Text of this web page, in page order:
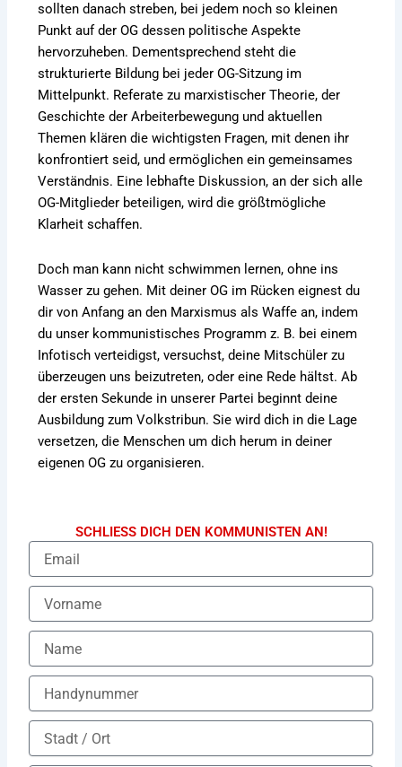
sollten danach streben, bei jedem noch so kleinen
Punkt auf der OG dessen politische Aspekte
hervorzuheben. Dementsprechend steht die
strukturierte Bildung bei jeder OG-Sitzung im
Mittelpunkt. Referate zu marxistischer Theorie, der
Geschichte der Arbeiterbewegung und aktuellen
Themen klären die wichtigsten Fragen, mit denen ihr
konfrontiert seid, und ermöglichen ein gemeinsames
Verständnis. Eine lebhafte Diskussion, an der sich alle
OG-Mitglieder beteiligen, wird die größtmögliche
Klarheit schaffen.
Doch man kann nicht schwimmen lernen, ohne ins
Wasser zu gehen. Mit deiner OG im Rücken eignest du
dir von Anfang an den Marxismus als Waffe an, indem
du unser kommunistisches Programm z. B. bei einem
Infotisch verteidigst, versuchst, deine Mitschüler zu
überzeugen uns beizutreten, oder eine Rede hältst. Ab
der ersten Sekunde in unserer Partei beginnt deine
Ausbildung zum Volkstribun. Sie wird dich in die Lage
versetzen, die Menschen um dich herum in deiner
eigenen OG zu organisieren.
SCHLIESS DICH DEN KOMMUNISTEN AN!